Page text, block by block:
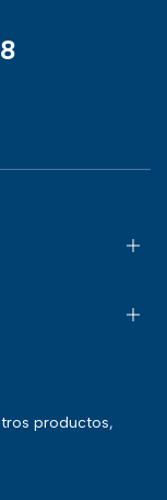
productos,